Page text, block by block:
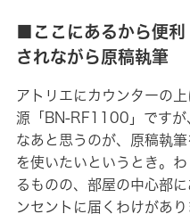
■ここにあるから便
されながら原稿執筆
アトリエにカウンターの
源「BN-RF1100」ですが
なあと思うのが、原稿執
を使いたいというとき。
るものの、部屋の中心部
ンセントに届くわけがあ